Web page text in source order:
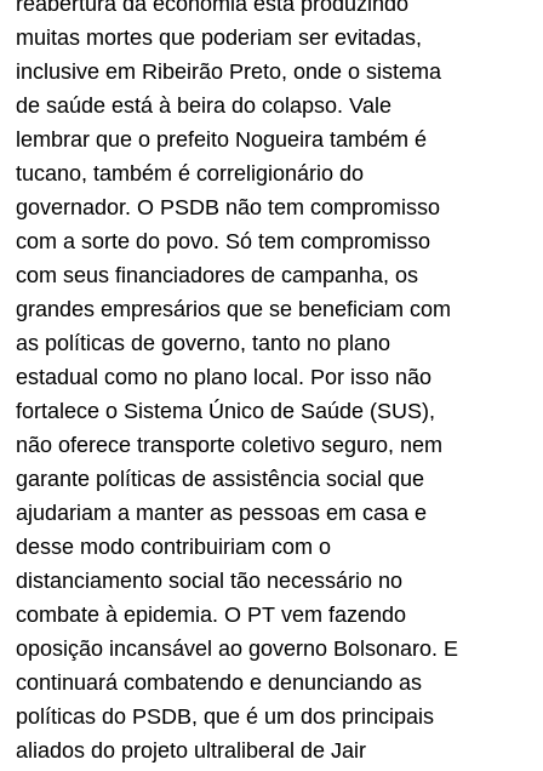
muitas mortes que poderiam ser evitadas,
inclusive em Ribeirão Preto, onde o sistema
de saúde está à beira do colapso. Vale
lembrar que o prefeito Nogueira também é
tucano, também é correligionário do
governador. O PSDB não tem compromisso
com a sorte do povo. Só tem compromisso
com seus financiadores de campanha, os
grandes empresários que se beneficiam com
as políticas de governo, tanto no plano
estadual como no plano local. Por isso não
fortalece o Sistema Único de Saúde (SUS),
não oferece transporte coletivo seguro, nem
garante políticas de assistência social que
ajudariam a manter as pessoas em casa e
desse modo contribuiriam com o
distanciamento social tão necessário no
combate à epidemia. O PT vem fazendo
oposição incansável ao governo Bolsonaro. E
continuará combatendo e denunciando as
políticas do PSDB, que é um dos principais
aliados do projeto ultraliberal de Jair